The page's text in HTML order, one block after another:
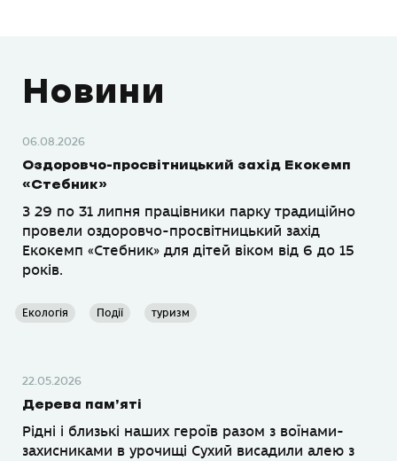
Новини
06.08.2026
Оздоровчо-просвітницький захід Екокемп
«Стебник»
З 29 по 31 липня працівники парку традиційно
провели оздоровчо-просвітницький захід
Екокемп «Стебник» для дітей віком від 6 до 15
років.
Екологія Події туризм
22.05.2026
Дерева пам’яті
Рідні і близькі наших героїв разом з воїнами-
захисниками в урочищі Сухий висадили алею з